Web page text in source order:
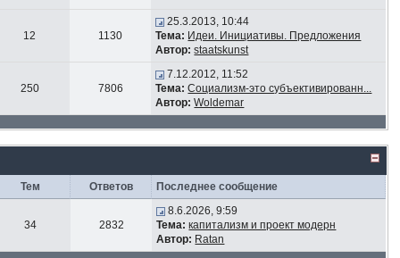
12 1130
25.3.2013, 10:44
Тема: Идеи. Инициативы. Предложения
Автор: staatskunst
250 7806
7.12.2012, 11:52
Тема: Социализм-это субъективированн...
Автор: Woldemar
Тем Ответов Последнее сообщение
34 2832
8.6.2026, 9:59
Тема: капитализм и проект модерн
Автор: Ratan